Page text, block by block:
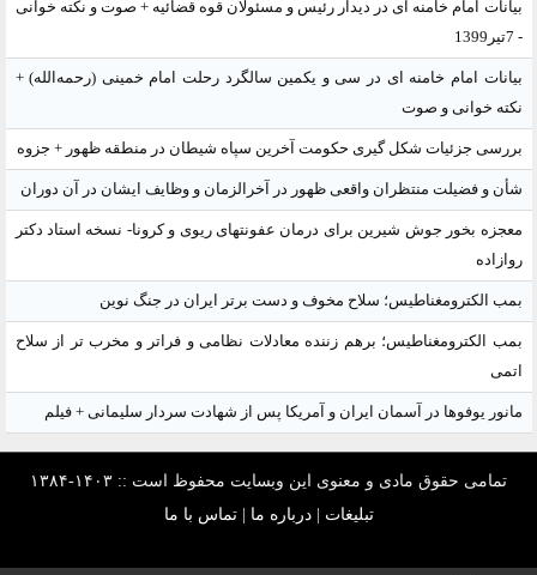
بیانات امام خامنه ای در دیدار رئیس و مسئولان قوه قضائیه + صوت و نکته خوانی
- 7تیر1399
بیانات امام خامنه ای در سی و یکمین سالگرد رحلت امام خمینی (رحمه‌الله) +
نکته خوانی و صوت
بررسی جزئیات شکل گیری حکومت آخرین سپاه شیطان در منطقه ظهور + جزوه
شأن و فضیلت منتظران واقعی ظهور در آخرالزمان و وظایف ایشان در آن دوران
معجزه بخور جوش شیرین برای درمان عفونتهای ریوی و کرونا- نسخه استاد دکتر
روازاده
بمب الکترومغناطیس؛ سلاح مخوف و دست برتر ایران در جنگ نوین
بمب الکترومغناطیس؛ برهم زننده معادلات نظامی و فراتر و مخرب تر از سلاح
اتمی
مانور یوفوها در آسمان ایران و آمریکا پس از شهادت سردار سلیمانی + فیلم
تمامی حقوق مادی و معنوی این وبسایت محفوظ است :: ۱۴۰۳-۱۳۸۴
تبلیغات |درباره ما |تماس با ما